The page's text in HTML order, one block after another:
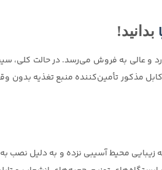
بدانید!
و عالی به فروش می‌رسد. در حالت کلی،
تأمین‌کننده منبع تغذیه بدون
همچنین، به زیبایی محیط آسیبی نزده و به